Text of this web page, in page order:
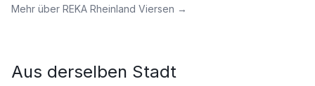
Mehr über REKA Rheinland Viersen →
Aus derselben Stadt